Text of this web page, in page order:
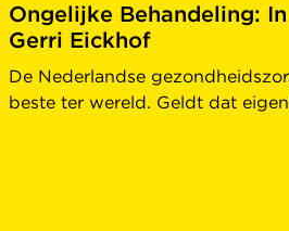
Ongelijke Behandeling:
Gerri Eickhof
De Nederlandse
beste ter wereld. Geldt dat